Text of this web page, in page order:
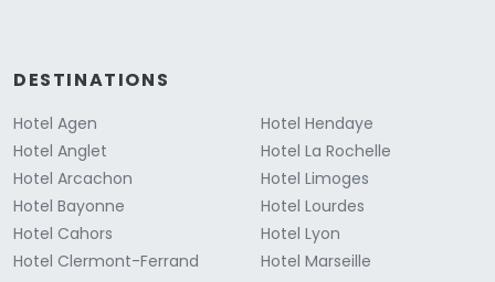
DESTINATIONS
Hotel Agen
Hotel Anglet
Hotel Arcachon
Hotel Bayonne
Hotel Cahors
Hotel Clermont-Ferrand
Hotel Hendaye
Hotel La Rochelle
Hotel Limoges
Hotel Lourdes
Hotel Lyon
Hotel Marseille